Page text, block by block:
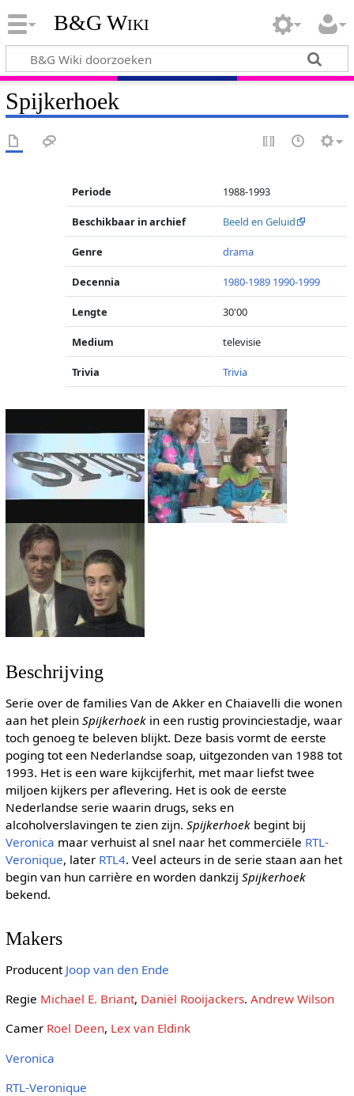
B&G Wiki
Spijkerhoek
Periode 1988-1993
Beschikbaar in archief Beeld en Geluid
Genre drama
Decennia 1980-1989 1990-1999
Lengte 30'00
Medium televisie
Trivia Trivia
Beschrijving
Serie over de families Van de Akker en Chaiavelli die wonen
aan het plein Spijkerhoekin een rustig provinciestadje, waar
toch genoeg te beleven blijkt. Deze basis vormt de eerste
poging tot een Nederlandse soap, uitgezonden van 1988 tot
1993. Het is een ware kijkcijferhit, met maar liefst twee
miljoen kijkers per aflevering. Het is ook de eerste
Nederlandse serie waarin drugs, seks en
alcoholverslavingen te zien zijn. Spijkerhoekbegint bij
Veronica maar verhuist al snel naar het commerciële RTL-
Veronique, later RTL4. Veel acteurs in de serie staan aan het
begin van hun carrière en worden dankzij Spijkerhoek
bekend.
Makers
Producent Joop van den Ende
Regie Michael E. Briant, Daniël Rooijackers. Andrew Wilson
Camer Roel Deen, Lex van Eldink
Veronica
RTL-Veronique